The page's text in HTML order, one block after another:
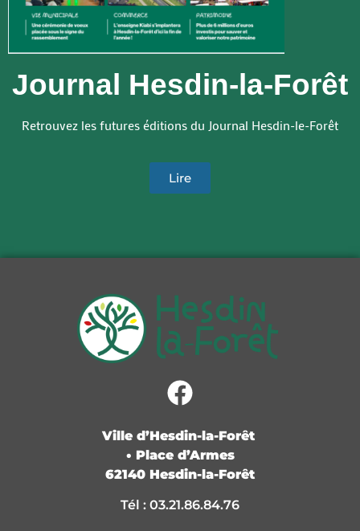
Journal Hesdin-la-Forêt
Retrouvez les futures éditions du Journal Hesdin-le-Forêt
Lire
Ville d’Hesdin-la-Forêt
• Place d’Armes
62140 Hesdin-la-Forêt
Tél : 03.21.86.84.76